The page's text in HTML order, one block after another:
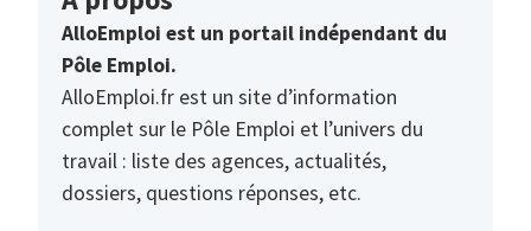
AlloEmploi est un portail indépendant du
Pôle Emploi.
AlloEmploi.fr est un site d’information
complet sur le Pôle Emploi et l’univers du
travail : liste des agences, actualités,
dossiers, questions réponses, etc.